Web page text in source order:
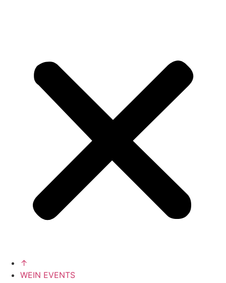
↑
WEIN EVENTS